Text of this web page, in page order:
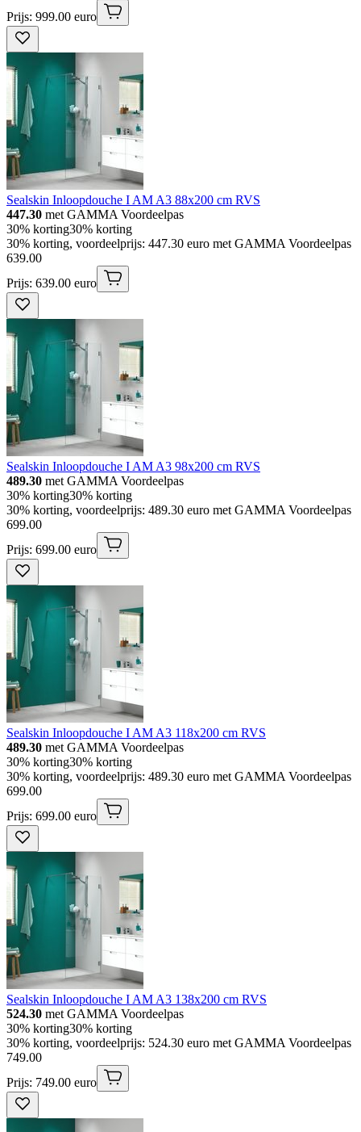
Prijs: 999.00 euro
Sealskin Inloopdouche I AM A3 88x200 cm RVS
447.30 met GAMMA Voordeelpas
30% korting30% korting
30% korting, voordeelprijs: 447.30 euro met GAMMA Voordeelpas
639.00
Prijs: 639.00 euro
Sealskin Inloopdouche I AM A3 98x200 cm RVS
489.30 met GAMMA Voordeelpas
30% korting30% korting
30% korting, voordeelprijs: 489.30 euro met GAMMA Voordeelpas
699.00
Prijs: 699.00 euro
Sealskin Inloopdouche I AM A3 118x200 cm RVS
489.30 met GAMMA Voordeelpas
30% korting30% korting
30% korting, voordeelprijs: 489.30 euro met GAMMA Voordeelpas
699.00
Prijs: 699.00 euro
Sealskin Inloopdouche I AM A3 138x200 cm RVS
524.30 met GAMMA Voordeelpas
30% korting30% korting
30% korting, voordeelprijs: 524.30 euro met GAMMA Voordeelpas
749.00
Prijs: 749.00 euro